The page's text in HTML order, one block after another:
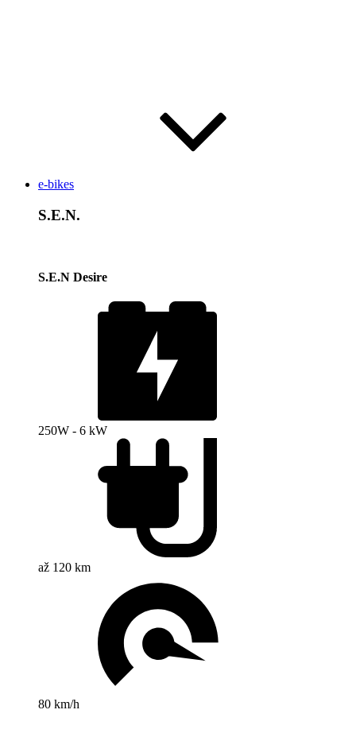
e-bikes
S.E.N.
S.E.N Desire
250W - 6 kW
až 120 km
80 km/h